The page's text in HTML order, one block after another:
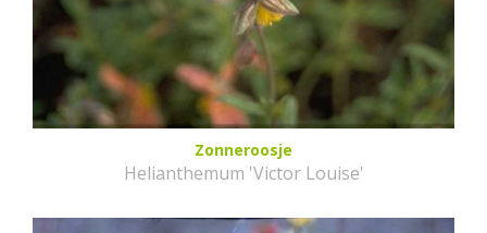
Zonneroosje
Helianthemum 'Victor Louise'